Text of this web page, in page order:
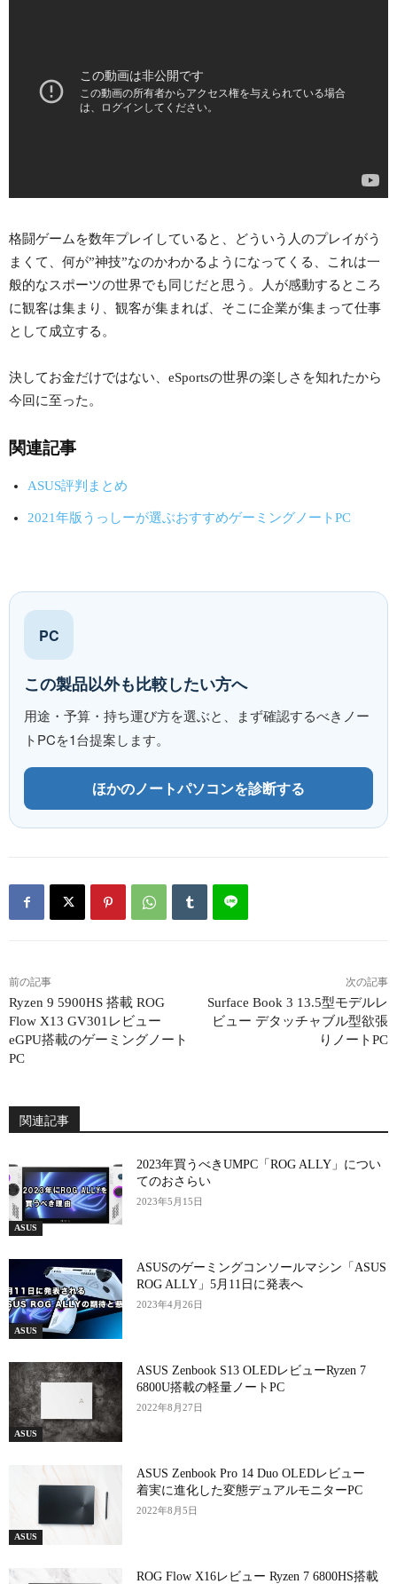
格闘ゲームを数年プレイしていると、どういう人のプレイがう
まくて、何が”神技”なのかわかるようになってくる、これは一
般的なスポーツの世界でも同じだと思う。人が感動するところ
に観客は集まり、観客が集まれば、そこに企業が集まって仕事
として成立する。
決してお金だけではない、eSportsの世界の楽しさを知れたから
今回に至った。
関連記事
ASUS評判まとめ
2021年版うっしーが選ぶおすすめゲーミングノートPC
PC
この製品以外も比較したい方へ
用途・予算・持ち運び方を選ぶと、まず確認するべきノー
トPCを1台提案します。
ほかのノートパソコンを診断する
前の記事
Ryzen 9 5900HS 搭載 ROG
Flow X13 GV301レビュー
eGPU搭載のゲーミングノート
PC
次の記事
Surface Book 3 13.5型モデルレ
ビュー デタッチャブル型欲張
りノートPC
関連記事
ASUS
2023年買うべきUMPC「ROG ALLY」につい
てのおさらい
2023年5月15日
ASUS
ASUSのゲーミングコンソールマシン「ASUS
ROG ALLY」5月11日に発表へ
2023年4月26日
ASUS
ASUS Zenbook S13 OLEDレビューRyzen 7
6800U搭載の軽量ノートPC
2022年8月27日
ASUS
ASUS Zenbook Pro 14 Duo OLEDレビュー
着実に進化した変態デュアルモニターPC
2022年8月5日
ROG Flow X16レビュー Ryzen 7 6800HS搭載